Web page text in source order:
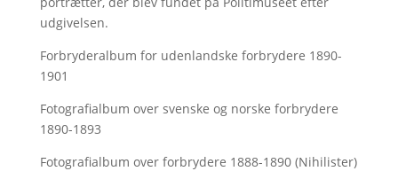
udgivelsen.
Forbryderalbum for udenlandske forbrydere 1890-
1901
Fotografialbum over svenske og norske forbrydere
1890-1893
Fotografialbum over forbrydere 1888-1890 (Nihilister)